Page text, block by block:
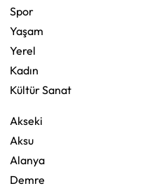
Spor
Yaşam
Yerel
Kadın
Kültür Sanat
Akseki
Aksu
Alanya
Demre